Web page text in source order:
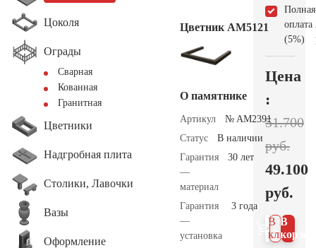
Цоколя
Ограды
Сварная
Кованная
Гранитная
Цветники
Надгробная плита
Столики, Лавочки
Вазы
Оформление
Цветник АМ5121
О памятнике
Артикул
№ AM2391
Статус
В наличии
Гарантия
—
материал
30 лет
Гарантия
—
установка
3 года
Полная
оплата
(5%)
Цена
:
51.700
руб.
49.100
руб.
В
В 1
клик